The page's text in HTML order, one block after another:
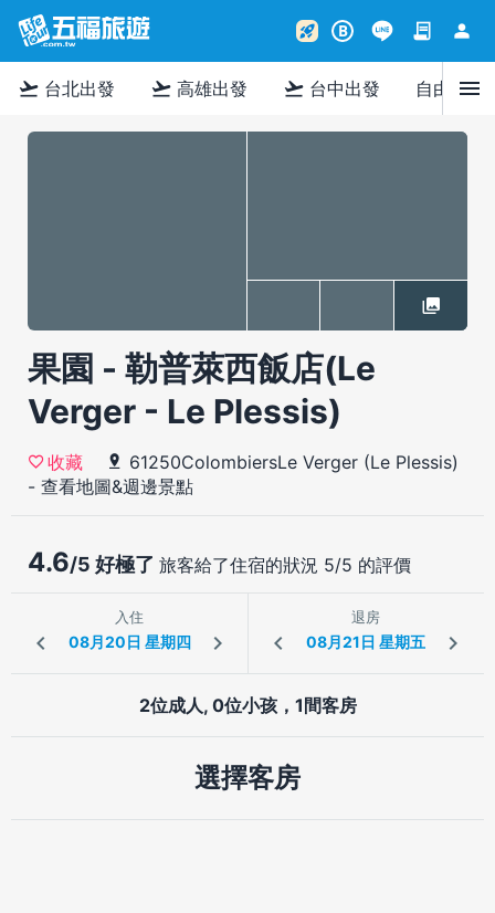
rocket_launch B contract person
flight_takeoff 台北出發 flight_takeoff 高雄出發 flight_takeoff 台中出發 自由行menu
果園 - 勒普萊西飯店(Le
Verger - Le Plessis)
收藏
61250ColombiersLe Verger (Le Plessis)
- 查看地圖&週邊景點
4.6/5 好極了 旅客給了住宿的狀況 5/5 的評價
入住 退房
2位成人, 0位小孩，1間客房
選擇客房